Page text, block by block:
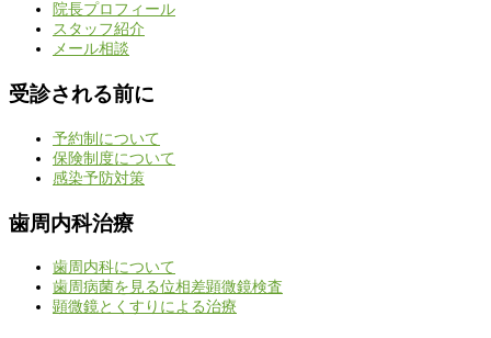
院長プロフィール
スタッフ紹介
メール相談
受診される前に
予約制について
保険制度について
感染予防対策
歯周内科治療
歯周内科について
歯周病菌を見る位相差顕微鏡検査
顕微鏡とくすりによる治療